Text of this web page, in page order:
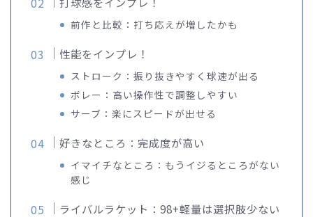
前作と比較：打ち応えが増したかも
性能をインプレ！
ストローク：振り抜きやすく球速が出る
ボレー：高い操作性で調整しやすい
サーブ：楽にスピードが出せる
好きなところ：完成度が高い
イマイチなところ：もうイジるところがない
感じ
ライバルラケット：98+軽量は選択肢少ない